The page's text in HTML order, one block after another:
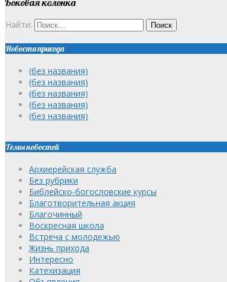
Боковая колонка
Найти:
Новости прихода
(без названия)
(без названия)
(без названия)
(без названия)
(без названия)
Темы новостей
Архиерейская служба
Без рубрики
Библейско-богословские курсы
Благотворительная акция
Благочинный
Воскресная школа
Встреча с молодежью
Жизнь прихода
Интересно
Катехизация